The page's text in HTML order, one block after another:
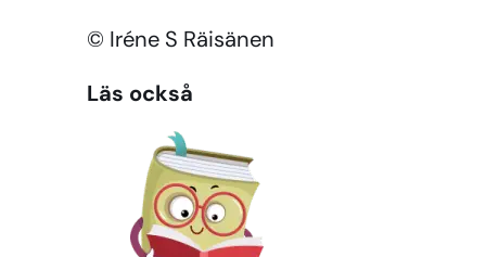
© Iréne S Räisänen
Läs också